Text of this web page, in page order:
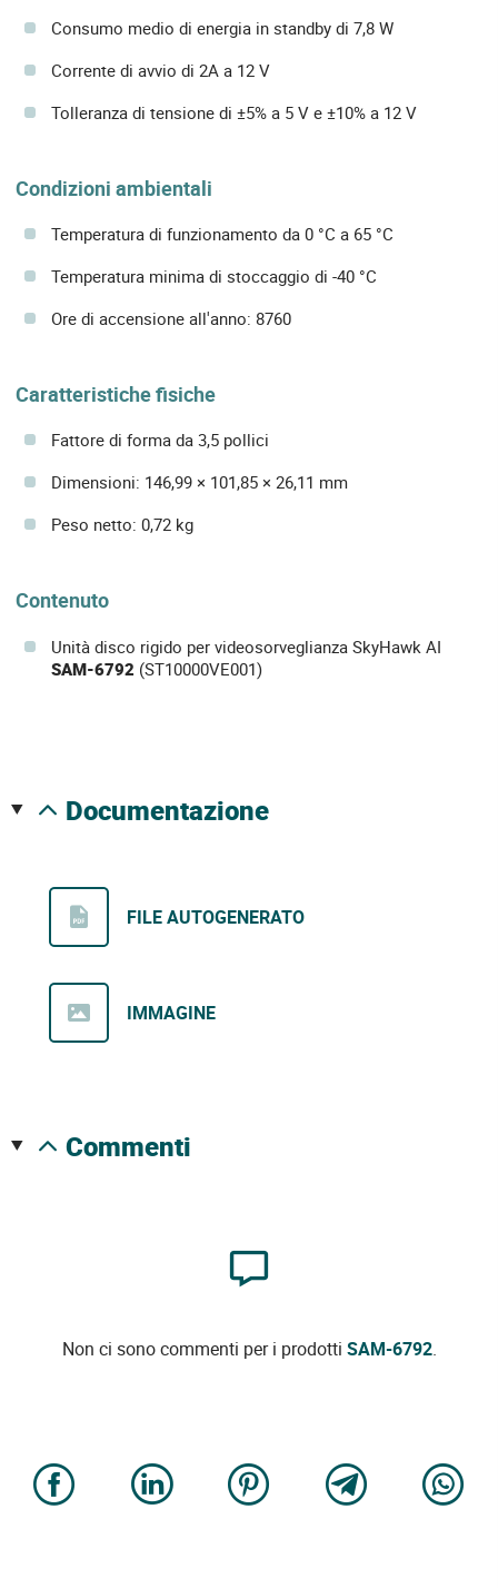
Consumo medio di energia in standby di 7,8 W
Corrente di avvio di 2A a 12 V
Tolleranza di tensione di ±5% a 5 V e ±10% a 12 V
Condizioni ambientali
Temperatura di funzionamento da 0 °C a 65 °C
Temperatura minima di stoccaggio di -40 °C
Ore di accensione all'anno: 8760
Caratteristiche fisiche
Fattore di forma da 3,5 pollici
Dimensioni: 146,99 × 101,85 × 26,11 mm
Peso netto: 0,72 kg
Contenuto
Unità disco rigido per videosorveglianza SkyHawk AI
SAM-6792 (ST10000VE001)
documentazione
FILE AUTOGENERATO
IMMAGINE
commenti
Non ci sono commenti per i prodotti SAM-6792.